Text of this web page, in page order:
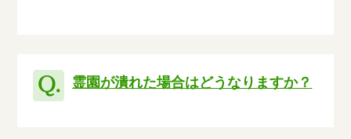
霊園が潰れた場合はどうなりますか？